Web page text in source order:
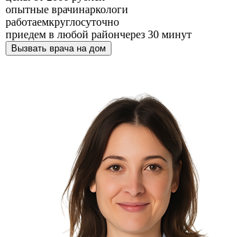
опытные врачинаркологи
работаемкруглосуточно
приедем в любой райончерез 30 минут
Вызвать врача на дом